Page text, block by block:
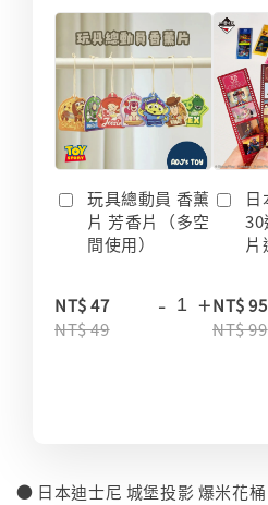
玩具總動員 香薰
片 芳香片（多空
間使用）
NT$ 47
NT$ 49
- +
日
30
片
NT$ 95
NT$ 99
● 日本迪士尼 城堡投影 爆米花桶